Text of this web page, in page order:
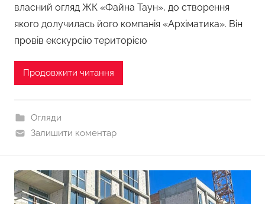
власний огляд ЖК «Файна Таун», до створення
якого долучилась його компанія «Архіматика». Він
провів екскурсію територією
Продовжити читання
Огляди
Залишити коментар